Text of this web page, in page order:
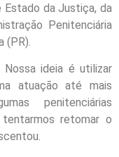
Estado da Justiça, da
Penitenciária
(PR).
Nossa ideia é utilizar
atuação até mais
penitenciárias
retomar o